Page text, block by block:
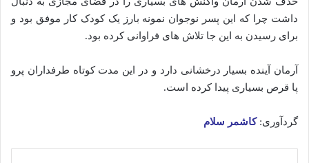
داشت چرا که این پسر نوجوان نمونه بارز یک کودک کار موفق بود و
برای رسیدن‌ به این جا تلاش های فراوانی کرده بود.
آرمان آینده بسیار درخشانی دارد و در این مدت کوتاه طرفداران پرو
پا قرص بسیاری پیدا کرده است.
گردآوری:کاشمر سلام